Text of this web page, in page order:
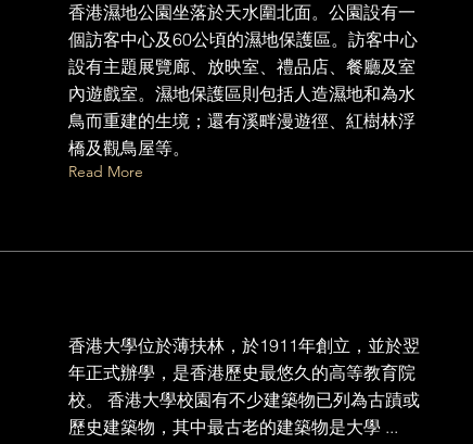
香港濕地公園坐落於天水圍北面。公園設有一
個訪客中心及60公頃的濕地保護區。訪客中心
設有主題展覽廊、放映室、禮品店、餐廳及室
內遊戲室。濕地保護區則包括人造濕地和為水
鳥而重建的生境；還有溪畔漫遊徑、紅樹林浮
橋及觀鳥屋等。
Read More
香港大學位於薄扶林，於1911年創立，並於翌
年正式辦學，是香港歷史最悠久的高等教育院
校。 香港大學校園有不少建築物已列為古蹟或
歷史建築物，其中最古老的建築物是大學 ...